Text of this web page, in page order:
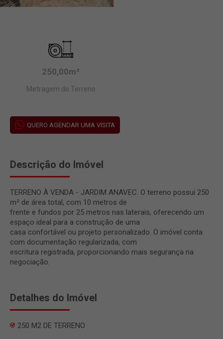
250,00m²
Metragem do Terreno
QUERO AGENDAR UMA VISITA
Descrição do Imóvel
TERRENO À VENDA - JARDIM ANAVEC. O terreno possui 250
m² de área total, com 10 metros de
frente e fundos por 25 metros nas laterais, oferecendo um
espaço ideal para a construção de uma
casa confortável ou projeto personalizado. O imóvel conta
com documentação regularizada, com
escritura registrada, proporcionando mais segurança na
negociação.
Detalhes do Imóvel
250 M2 DE TERRENO